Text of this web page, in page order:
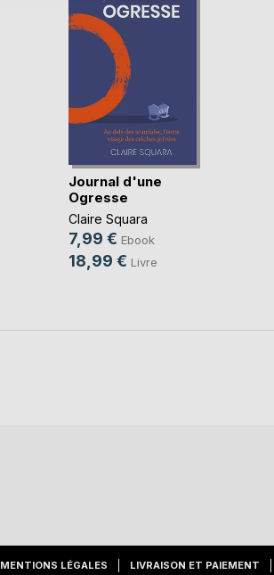
Journal d'une
Ogresse
Claire Squara
7,99 € Ebook
18,99 € Livre
MENTIONS LÉGALES LIVRAISON ET PAIEMENT